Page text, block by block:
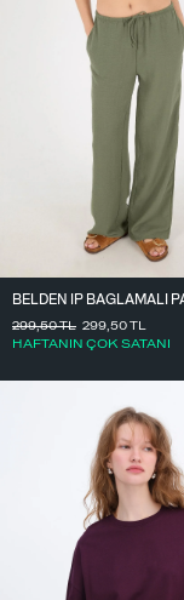
299,50TL
HAFTANIN ÇOK SATANI
299,50TL